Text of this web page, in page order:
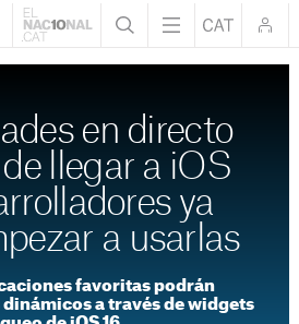
en directo
llegar a iOS
ya
a usarlas
favoritas podrán
a través de widgets